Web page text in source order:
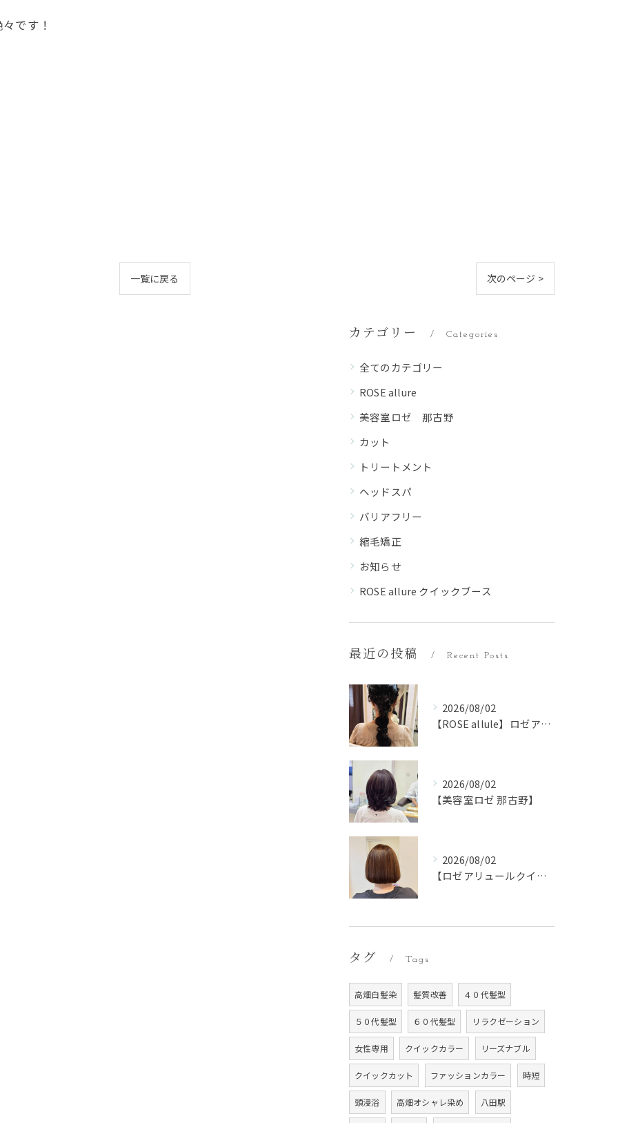
です！
一覧に戻る 次のページ >
カテゴリー Categories
全てのカテゴリー
ROSE allure
美容室ロゼ 那古野
カット
トリートメント
ヘッドスパ
バリアフリー
縮毛矯正
お知らせ
ROSE allure クイックブース
最近の投稿 Recent Posts
2026/08/02
【ROSE allule】ロゼアリュール
2026/08/02
【美容室ロゼ 那古野】
2026/08/02
【ロゼアリュールクイックブース】
タグ Tags
高畑白髪染 髪質改善 ４０代髪型
５０代髪型 ６０代髪型 リラクゼーション
女性専用 クイックカラー リーズナブル
クイックカット ファッションカラー 時短
頭浸浴 高畑オシャレ染め 八田駅